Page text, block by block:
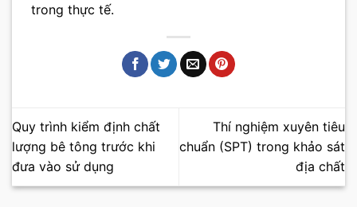
trong thực tế.
Quy trình kiểm định chất
lượng bê tông trước khi
đưa vào sử dụng
Thí nghiệm xuyên tiêu
chuẩn (SPT) trong khảo sát
địa chất